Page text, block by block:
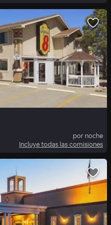
por noche
Incluye todas las comisiones